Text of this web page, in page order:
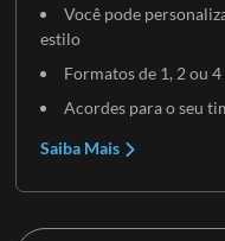
Você pode
estilo
Formatos de 1, 2 ou
Acordes para o seu
Saiba Mais